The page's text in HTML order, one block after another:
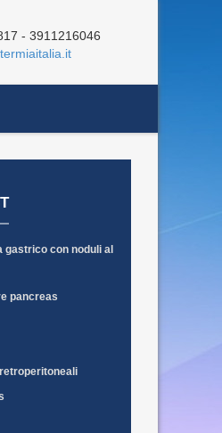
- 3911216046
con noduli al
pancreas